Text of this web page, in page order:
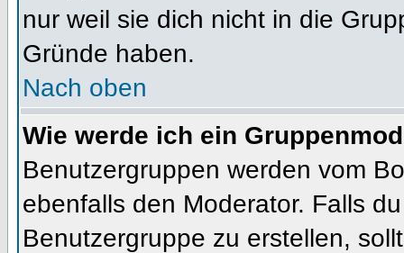
nur weil sie dich nicht in die
Gründe haben.
Nach oben
Wie werde ich ein
Benutzergruppen werden vom
ebenfalls den Moderator. Falls
Benutzergruppe zu erstellen,